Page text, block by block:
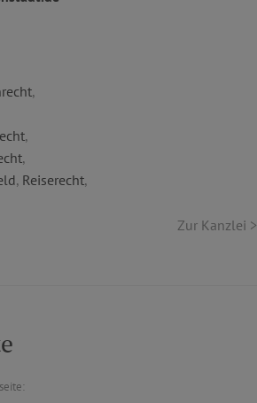
,
,
,
, Reiserecht,
Zur Kanzlei >